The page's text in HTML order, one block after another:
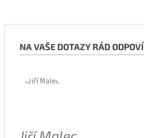
NA VAŠE DOTAZY RÁD ODPOVÍ